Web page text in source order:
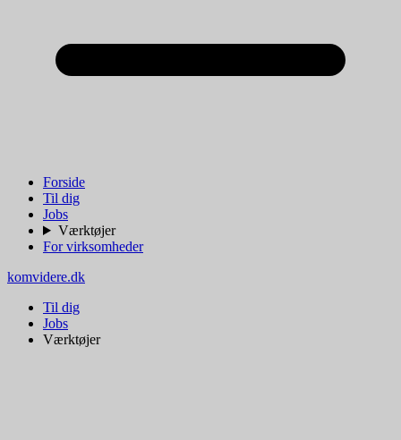
Forside
Til dig
Jobs
Værktøjer
For virksomheder
komvidere.dk
Til dig
Jobs
Værktøjer